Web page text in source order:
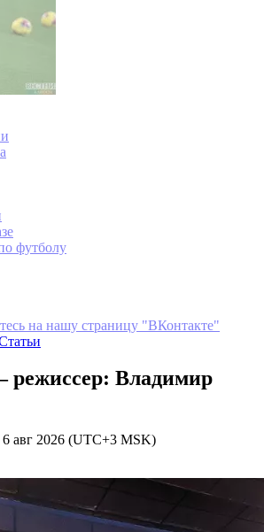
футболу
на нашу страницу "ВКонтакте"
режиссер: Владимир
авг 2026 (UTC+3 MSK)